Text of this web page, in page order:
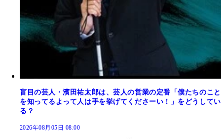
盲目の芸人・濱田祐太郎は、芸人の営業の定番「僕たちのこと
を知ってるよって人は手を挙げてくださーい！」をどうしてい
る？
2026年08月05日 08:00